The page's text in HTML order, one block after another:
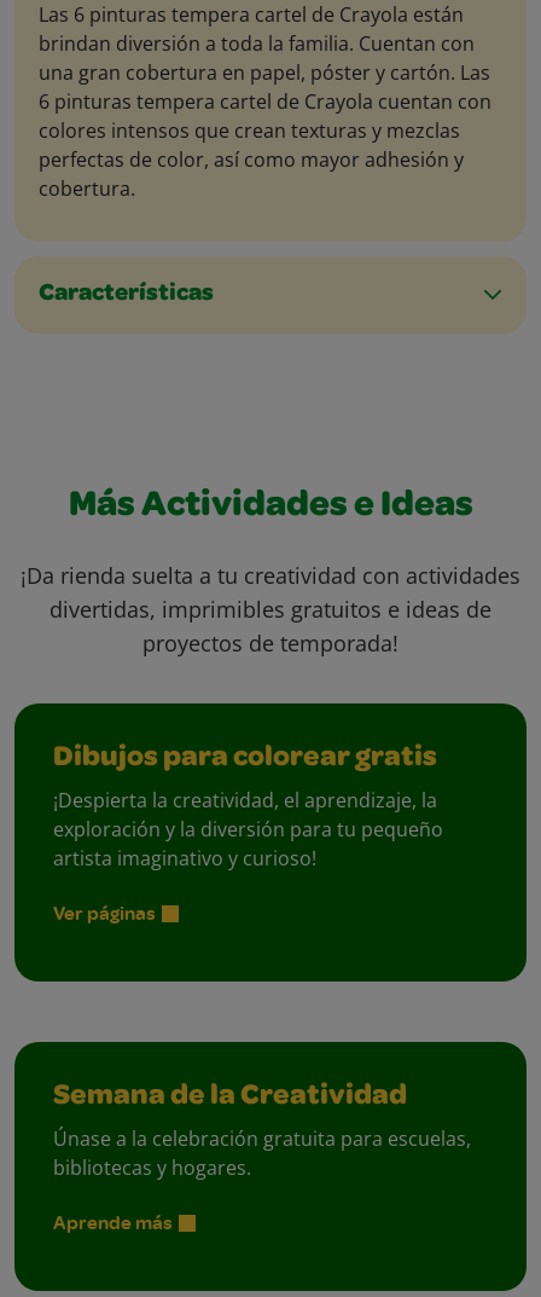
Las 6 pinturas tempera cartel de Crayola están
brindan diversión a toda la familia. Cuentan con
una gran cobertura en papel, póster y cartón. Las
6 pinturas tempera cartel de Crayola cuentan con
colores intensos que crean texturas y mezclas
perfectas de color, así como mayor adhesión y
cobertura.
Características
Más Actividades e Ideas
¡Da rienda suelta a tu creatividad con actividades
divertidas, imprimibles gratuitos e ideas de
proyectos de temporada!
Dibujos para colorear gratis
¡Despierta la creatividad, el aprendizaje, la
exploración y la diversión para tu pequeño
artista imaginativo y curioso!
Ver páginas
Semana de la Creatividad
Únase a la celebración gratuita para escuelas,
bibliotecas y hogares.
Aprende más